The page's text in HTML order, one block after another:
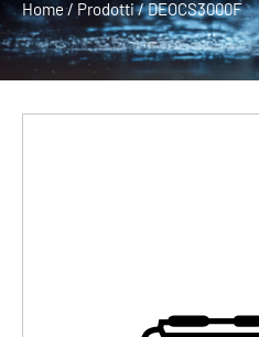
Home/ Prodotti/DEOCS3000F